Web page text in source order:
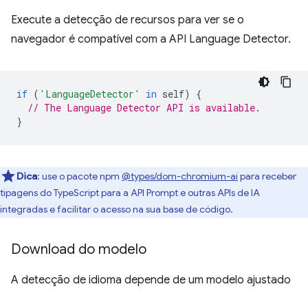
Execute a detecção de recursos para ver se o
navegador é compatível com a API Language Detector.
if ( 'LanguageDetector' in self)
{
// The Language Detector API is available.
}
Dica: use o pacote npm @types/dom-chromium-ai para receber
tipagens do TypeScript para a API Prompt e outras APIs de IA
integradas e facilitar o acesso na sua base de código.
Download do modelo
A detecção de idioma depende de um modelo ajustado